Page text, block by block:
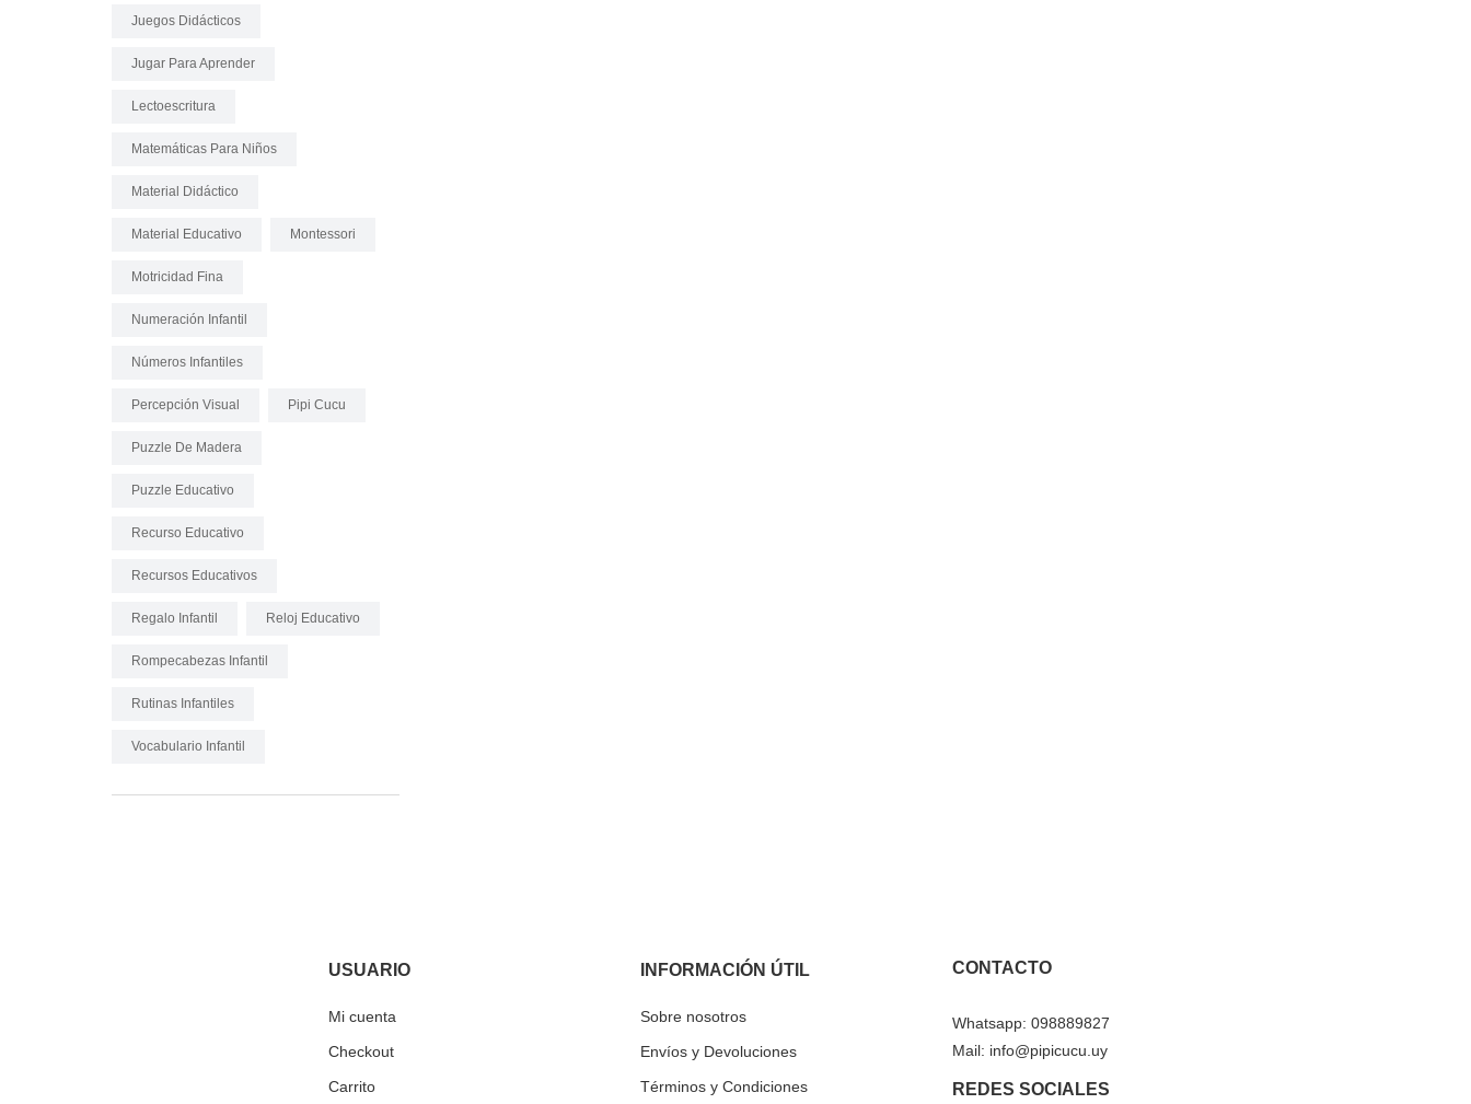
Juegos Didácticos
Jugar Para Aprender
Lectoescritura
Matemáticas Para Niños
Material Didáctico
Material Educativo Montessori
Motricidad Fina
Numeración Infantil
Números Infantiles
Percepción Visual Pipi Cucu
Puzzle De Madera
Puzzle Educativo
Recurso Educativo
Recursos Educativos
Regalo Infantil Reloj Educativo
Rompecabezas Infantil
Rutinas Infantiles
Vocabulario Infantil
USUARIO
Mi cuenta
Checkout
Carrito
INFORMACIÓN ÚTIL
Sobre nosotros
Envíos y Devoluciones
Términos y Condiciones
CONTACTO
Whatsapp: 098889827
Mail: info@pipicucu.uy
REDES SOCIALES